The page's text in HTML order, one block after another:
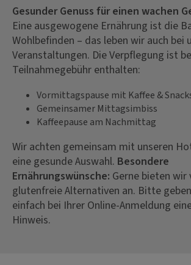
Gesunder Genuss für einen wachen
Eine ausgewogene Ernährung ist die
Wohlbefinden – das leben wir auch bei
Veranstaltungen. Die Verpflegung ist
Teilnahmegebühr enthalten:
Vormittagspause mit Kaffee &
Gemeinsamer Mittagsimbiss
Kaffeepause am Nachmittag
Wir achten gemeinsam mit unseren
eine gesunde Auswahl. Besondere
Ernährungswünsche: Gerne bieten wir
glutenfreie Alternativen an. Bitte
einfach bei Ihrer Online-Anmeldung
Hinweis.